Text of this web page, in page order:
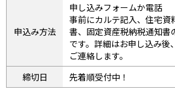
申込み方法
申し込みフォームか電話
事前にカルテ記入、住宅資
書、固定資産税納税通知書
です。詳細はお申し込み後
ご連絡します。
締切日
先着順受付中！